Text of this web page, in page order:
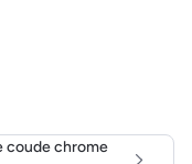
coude chrome